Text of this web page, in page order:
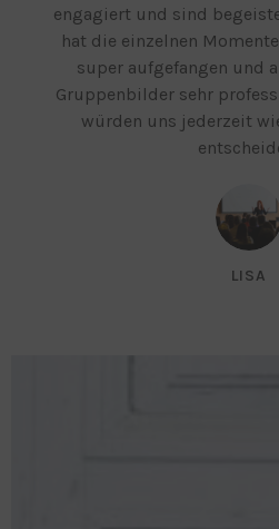
engagiert und sind
hat die einzelnen
super aufgefangen und
Gruppenbilder sehr
würden uns jederzeit
LISA